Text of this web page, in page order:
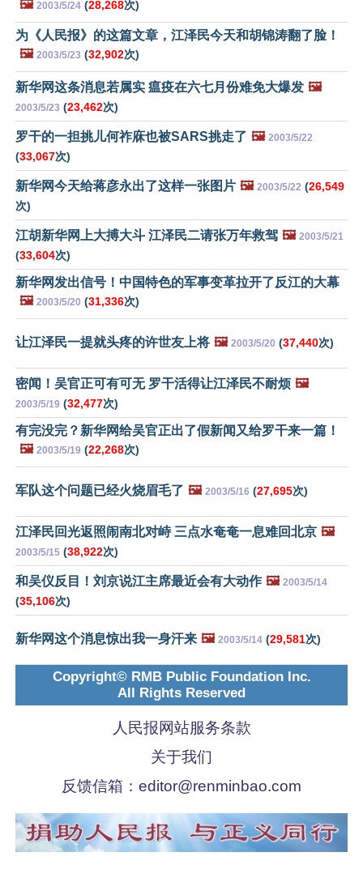
🖼️ 2003/5/24 (28,268次)
为《人民报》的这篇文章，江泽民今天和胡锦涛翻了脸！
🖼️ 2003/5/23 (32,902次)
新华网这条消息若属实 瘟疫在六七月份难免大爆发 🖼️
2003/5/23 (23,462次)
罗干的一担挑儿何祚庥也被SARS挑走了 🖼️ 2003/5/22
(33,067次)
新华网今天给蒋彦永出了这样一张图片 🖼️ 2003/5/22 (26,549
次)
江胡新华网上大搏大斗 江泽民二请张万年救驾 🖼️ 2003/5/21
(33,604次)
新华网发出信号！中国特色的军事变革拉开了反江的大幕
🖼️ 2003/5/20 (31,336次)
让江泽民一提就头疼的许世友上将 🖼️ 2003/5/20 (37,440次)
密闻！吴官正可有可无 罗干活得让江泽民不耐烦 🖼️
2003/5/19 (32,477次)
有完没完？新华网给吴官正出了假新闻又给罗干来一篇！
🖼️ 2003/5/19 (22,268次)
军队这个问题已经火烧眉毛了 🖼️ 2003/5/16 (27,695次)
江泽民回光返照闹南北对峙 三点水奄奄一息难回北京 🖼️
2003/5/15 (38,922次)
和吴仪反目！刘京说江主席最近会有大动作 🖼️ 2003/5/14
(35,106次)
新华网这个消息惊出我一身汗来 🖼️ 2003/5/14 (29,581次)
Copyright© RMB Public Foundation Inc.
All Rights Reserved
人民报网站服务条款
关于我们
反馈信箱： editor@renminbao.com